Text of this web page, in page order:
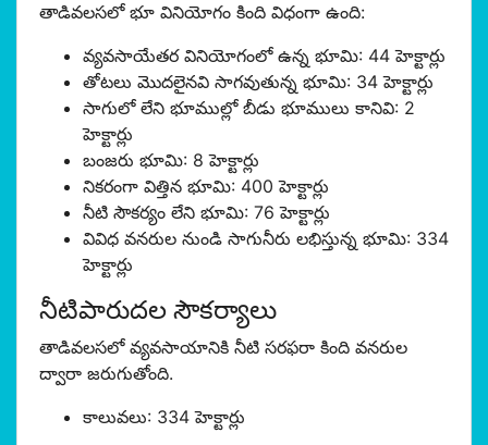
తాడివలసలో భూ వినియోగం కింది విధంగా ఉంది:
వ్యవసాయేతర వినియోగంలో ఉన్న భూమి: 44 హెక్టార్లు
తోటలు మొదలైనవి సాగవుతున్న భూమి: 34 హెక్టార్లు
సాగులో లేని భూముల్లో బీడు భూములు కానివి: 2
హెక్టార్లు
బంజరు భూమి: 8 హెక్టార్లు
నికరంగా విత్తిన భూమి: 400 హెక్టార్లు
నీటి సౌకర్యం లేని భూమి: 76 హెక్టార్లు
వివిధ వనరుల నుండి సాగునీరు లభిస్తున్న భూమి: 334
హెక్టార్లు
నీటిపారుదల సౌకర్యాలు
తాడివలసలో వ్యవసాయానికి నీటి సరఫరా కింది వనరుల
ద్వారా జరుగుతోంది.
కాలువలు: 334 హెక్టార్లు